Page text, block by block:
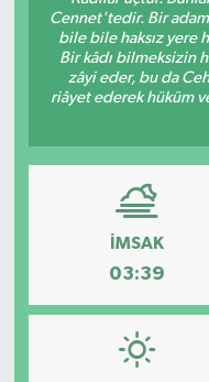
Cennet'tedir. Bir
bile bile haksız yere
Bir kâdı bilmeksizin
zâyi eder, bu da
riâyet ederek hüküm
İMSAK
03:39